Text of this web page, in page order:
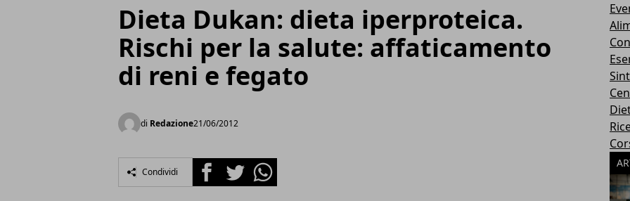
Dieta Dukan: dieta iperproteica.
Rischi per la salute: affaticamento
di reni e fegato
di Redazione21/06/2012
Condividi FacebookTwitterWhatsapp